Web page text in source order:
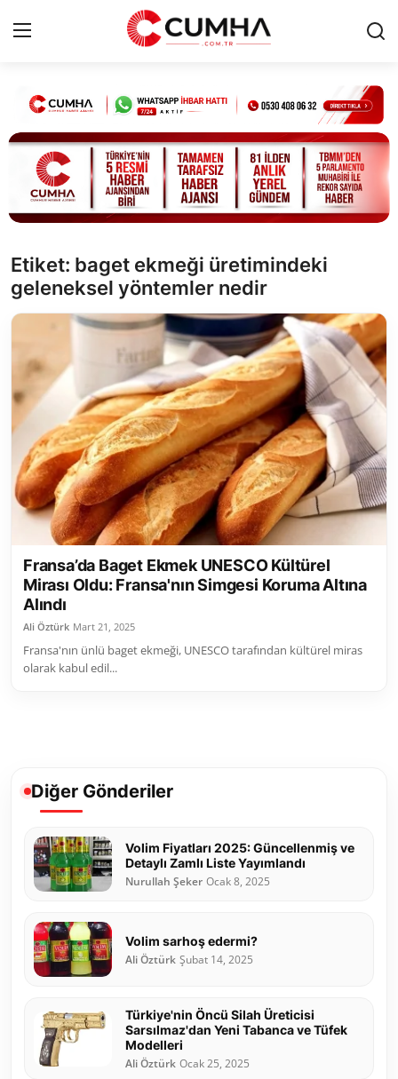
Kurumsal
Cumhurbaşkanlığı
Bakanlıklar
Siyasi Partiler
Yerel Yönetimler
Mülki İdare
Toplum ve Yaşam
Sivil Toplum Kuruluşları
Kamu Kurumları ve Üst Kurullar
Resmi Reklamlar
Etiket: baget ekmeği üretimindeki
geleneksel yöntemler nedir
Fransa’da Baget Ekmek UNESCO Kültürel
Mirası Oldu: Fransa'nın Simgesi Koruma Altına
Alındı
Ali Öztürk Mart 21, 2025
Fransa'nın ünlü baget ekmeği, UNESCO tarafından kültürel miras
olarak kabul edil...
Diğer Gönderiler
Volim Fiyatları 2025: Güncellenmiş ve
Detaylı Zamlı Liste Yayımlandı
Nurullah Şeker Ocak 8, 2025
Volim sarhoş edermi?
Ali Öztürk Şubat 14, 2025
Türkiye'nin Öncü Silah Üreticisi
Sarsılmaz'dan Yeni Tabanca ve Tüfek
Modelleri
Ali Öztürk Ocak 25, 2025